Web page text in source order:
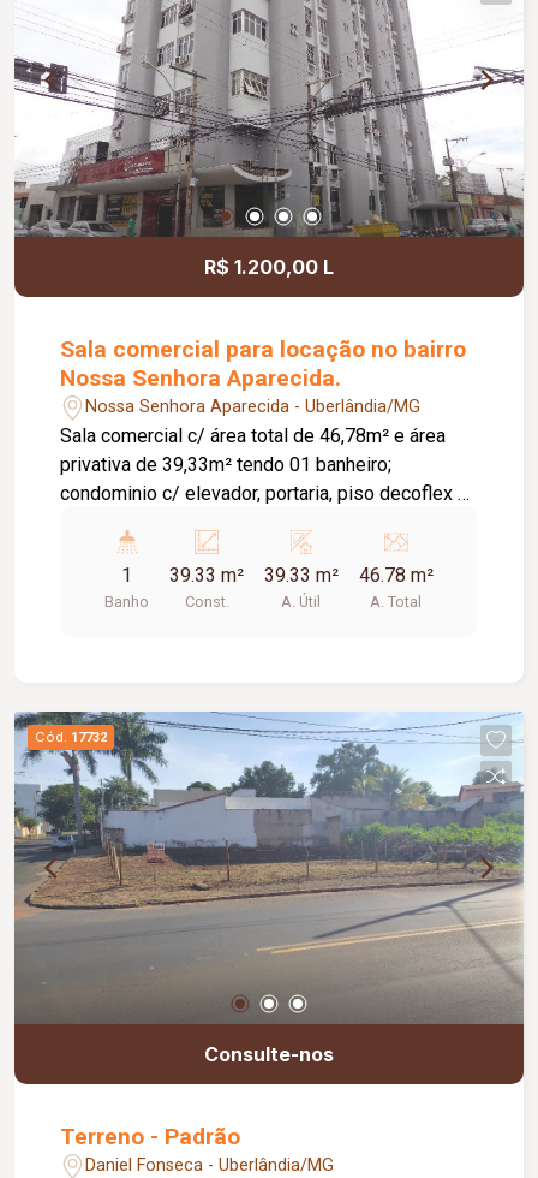
R$ 1.200,00 L
Sala comercial para locação no bairro
Nossa Senhora Aparecida.
Nossa Senhora Aparecida - Uberlândia/MG
Sala comercial c/ área total de 46,78m² e área
privativa de 39,33m² tendo 01 banheiro;
condominio c/ elevador, portaria, piso decoflex e
1
Banho
39.33 m²
Const.
39.33 m²
A. Útil
46.78 m²
A. Total
Cód. 17732
Consulte-nos
Terreno - Padrão
Daniel Fonseca - Uberlândia/MG